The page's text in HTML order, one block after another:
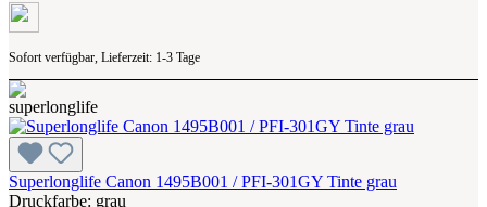
Sofort verfügbar, Lieferzeit: 1-3 Tage
Superlonglife Canon 1495B001 / PFI-301GY Tinte grau
Druckfarbe: grau